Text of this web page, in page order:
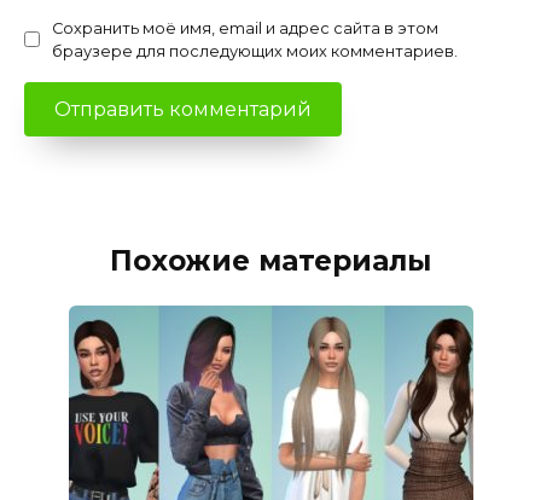
Сохранить моё имя, email и адрес сайта в этом
браузере для последующих моих комментариев.
Похожие материалы